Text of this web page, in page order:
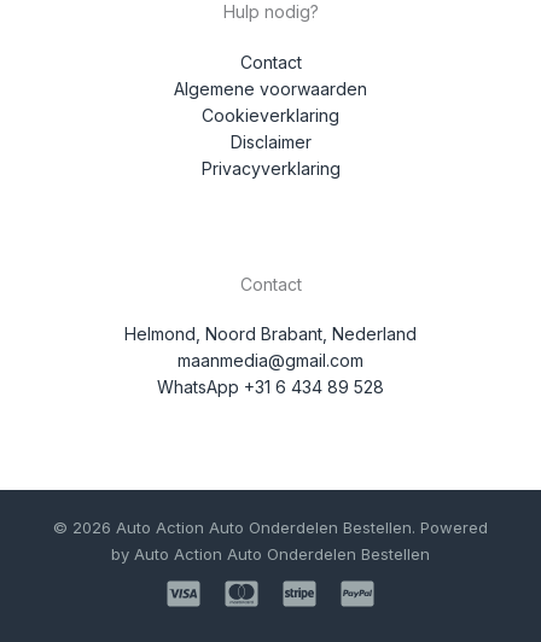
Hulp nodig?
Contact
Algemene voorwaarden
Cookieverklaring
Disclaimer
Privacyverklaring
Contact
Helmond, Noord Brabant, Nederland
maanmedia@gmail.com
WhatsApp +31 6 434 89 528
© 2026 Auto Action Auto Onderdelen Bestellen. Powered
by Auto Action Auto Onderdelen Bestellen